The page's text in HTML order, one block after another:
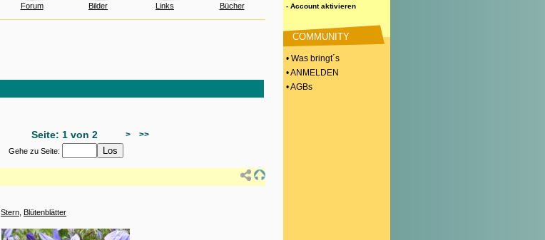
Forum Bilder Links Bücher
Seite: 1 von 2 > >>
Gehe zu Seite:
Stern Blütenblätter
- Account aktivieren
COMMUNITY
• Was bringt´s
• ANMELDEN
• AGBs